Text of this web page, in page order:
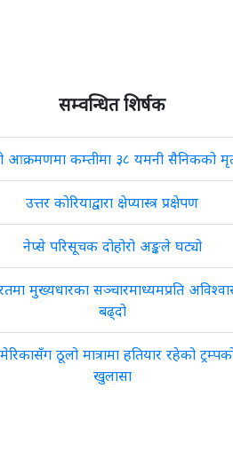
सम्वन्धित शिर्षक
आक्रमणमा कम्तीमा ३८ यमनी सैनिकको
उत्तर कोरियाद्वारा क्षेप्यास्त्र प्रक्षेपण
नेप्से परिसूचक दोहोरो अङ्कले घट्यो
मुख्यधारका सञ्चारमाध्यमप्रति
बढ्दो
ठूलो मात्रामा हतियार रहेको
खुलासा